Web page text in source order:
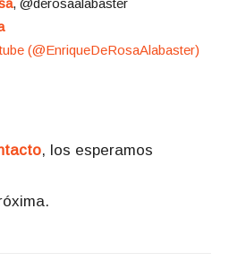
, @derosaalabaster
(@EnriqueDeRosaAlabaster)
, los esperamos